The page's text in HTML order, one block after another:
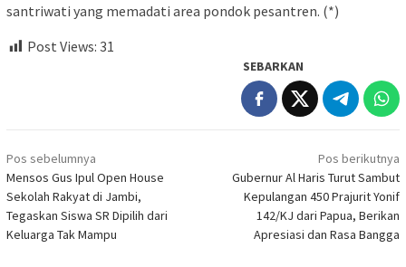
santriwati yang memadati area pondok pesantren. (*)
Post Views: 31
SEBARKAN
Navigasi
pos
Pos sebelumnya
Mensos Gus Ipul Open House
Sekolah Rakyat di Jambi,
Tegaskan Siswa SR Dipilih dari
Keluarga Tak Mampu
Pos berikutnya
Gubernur Al Haris Turut Sambut
Kepulangan 450 Prajurit Yonif
142/KJ dari Papua, Berikan
Apresiasi dan Rasa Bangga